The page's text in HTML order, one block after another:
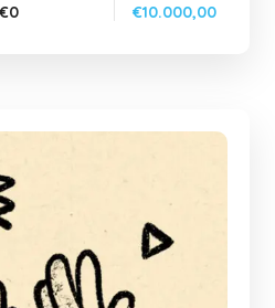
€0
€10.000,00